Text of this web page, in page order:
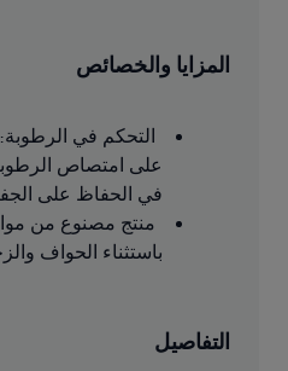
المزايا والخصائص
على امتصاص
في الحفاظ على
باستثناء الحواف
التفاصيل